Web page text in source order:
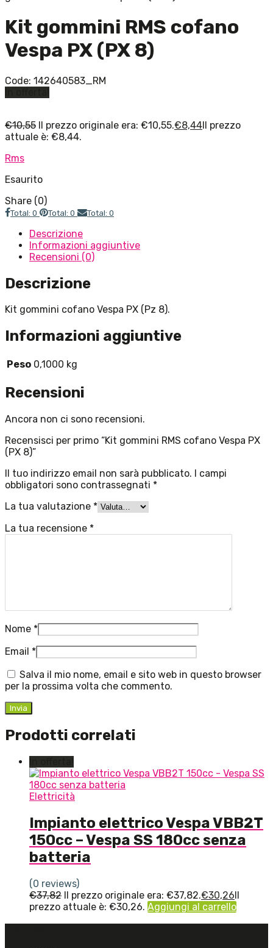
Kit gommini RMS cofano
Vespa PX (PX 8)
Code: 142640583_RM
€10,55 Il prezzo originale era: €10,55.€8,44Il prezzo
attuale è: €8,44.
Rms
Esaurito
Share (0)
Total: 0 Total: 0 Total: 0
Descrizione
Informazioni aggiuntive
Recensioni (0)
Descrizione
Kit gommini cofano Vespa PX (Pz 8).
Informazioni aggiuntive
Peso 0,1000 kg
Recensioni
Ancora non ci sono recensioni.
Recensisci per primo “Kit gommini RMS cofano Vespa PX
(PX 8)”
Il tuo indirizzo email non sarà pubblicato. I campi
obbligatori sono contrassegnati *
La tua valutazione *
La tua recensione *
Nome *
Email *
Salva il mio nome, email e sito web in questo browser
per la prossima volta che commento.
Prodotti correlati
Elettricità
Impianto elettrico Vespa VBB2T
150cc – Vespa SS 180cc senza
batteria
(0 reviews)
€37,82 Il prezzo originale era: €37,82.€30,26Il
prezzo attuale è: €30,26. Aggiungi al carrello